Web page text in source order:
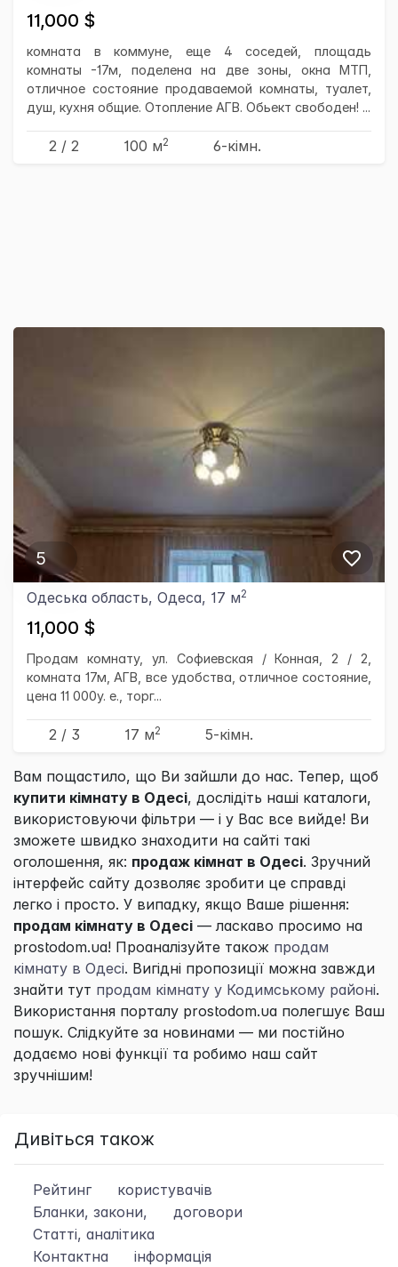
11,000 $
комната в коммуне, еще 4 соседей, площадь
комнаты -17м, поделена на две зоны, окна МТП,
отличное состояние продаваемой комнаты, туалет,
душ, кухня общие. Отопление АГВ. Обьект свободен! ...
2 / 2 100 м2 6-кімн.
5
Одеська область, Одеса, 17 м2
11,000 $
Продам комнату, ул. Софиевская / Конная, 2 / 2,
комната 17м, АГВ, все удобства, отличное состояние,
цена 11 000у. е., торг...
2 / 3 17 м2 5-кімн.
Вам пощастило, що Ви зайшли до нас. Тепер, щоб
купити кімнату в Одесі, дослідіть наші каталоги,
використовуючи фільтри — і у Вас все вийде! Ви
зможете швидко знаходити на сайті такі
оголошення, як: продаж кімнат в Одесі. Зручний
інтерфейс сайту дозволяє зробити це справді
легко і просто. У випадку, якщо Ваше рішення:
продам кімнату в Одесі — ласкаво просимо на
prostodom.ua! Проаналізуйте також продам
кімнату в Одесі. Вигідні пропозиції можна завжди
знайти тут продам кімнату у Кодимському районі.
Використання порталу prostodom.ua полегшує Ваш
пошук. Слідкуйте за новинами — ми постійно
додаємо нові функції та робимо наш сайт
зручнішим!
Дивіться також
Рейтинг
користувачів
Бланки, закони,
договори
Статті, аналітика
Контактна
інформація